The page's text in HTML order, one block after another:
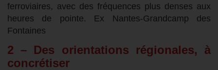
ferroviaires, avec des fréquences plus denses aux
heures de pointe. Ex Nantes-Grandcamp des
Fontaines
2 – Des orientations régionales, à
concrétiser